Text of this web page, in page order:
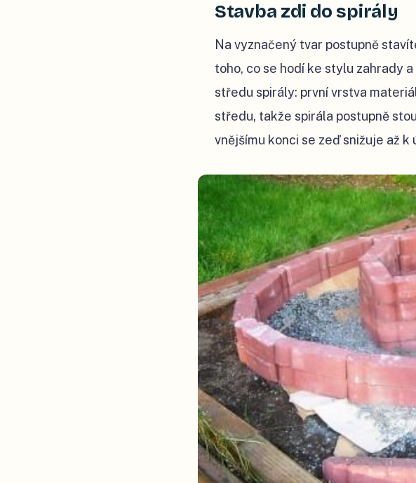
Stavba zdi do spirály
Na vyznačený tvar postupně
toho, co se hodí ke stylu zahrady
středu spirály: první vrstva
středu, takže spirála postupně
vnějšímu konci se zeď snižuje až k